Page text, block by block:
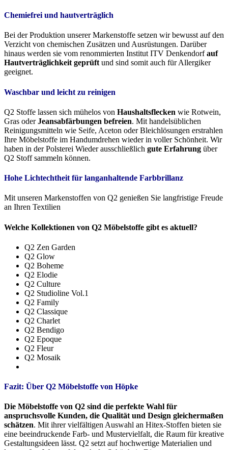
Chemiefrei und hautverträglich
Bei der Produktion unserer Markenstoffe setzen wir bewusst auf den
Verzicht von chemischen Zusätzen und Ausrüstungen. Darüber
hinaus werden sie vom renommierten Institut ITV Denkendorfauf
Hautverträglichkeit geprüft und sind somit auch für Allergiker
geeignet.
Waschbar und leicht zu reinigen
Q2 Stoffe lassen sich mühelos von Haushaltsflecken wie Rotwein,
Gras oderJeansabfärbungen befreien. Mit handelsüblichen
Reinigungsmitteln wie Seife, Aceton oder Bleichlösungen erstrahlen
Ihre Möbelstoffe im Handumdrehen wieder in voller Schönheit. Wir
haben in der Polsterei Wieder ausschließlich gute Erfahrung über
Q2 Stoff sammeln können.
Hohe Lichtechtheit für langanhaltende Farbbrillanz
Mit unseren Markenstoffen von Q2 genießen Sie langfristige Freude
an Ihren Textilien
Welche Kollektionen von Q2 Möbelstoffe gibt es aktuell?
Q2 Zen Garden
Q2 Glow
Q2 Boheme
Q2 Elodie
Q2 Culture
Q2 Studioline Vol.1
Q2 Family
Q2 Classique
Q2 Charlet
Q2 Bendigo
Q2 Epoque
Q2 Fleur
Q2 Mosaik
Fazit: Über Q2 Möbelstoffe von Höpke
Die Möbelstoffe von Q2 sind die perfekte Wahl für
anspruchsvolle Kunden, die Qualität und Design gleichermaßen
schätzen. Mit ihrer vielfältigen Auswahl an Hitex-Stoffen bieten sie
eine beeindruckende Farb- und Mustervielfalt, die Raum für kreative
Gestaltungsideen lässt. Q2 setzt auf hochwertige Materialien und